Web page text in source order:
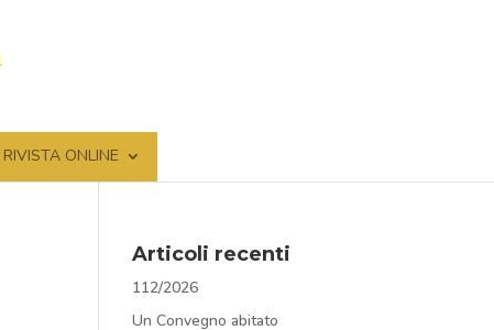
RIVISTA ONLINE
Articoli recenti
112/2026
Un Convegno abitato